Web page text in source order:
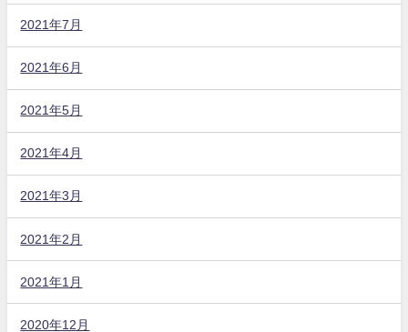
2021年7月
2021年6月
2021年5月
2021年4月
2021年3月
2021年2月
2021年1月
2020年12月